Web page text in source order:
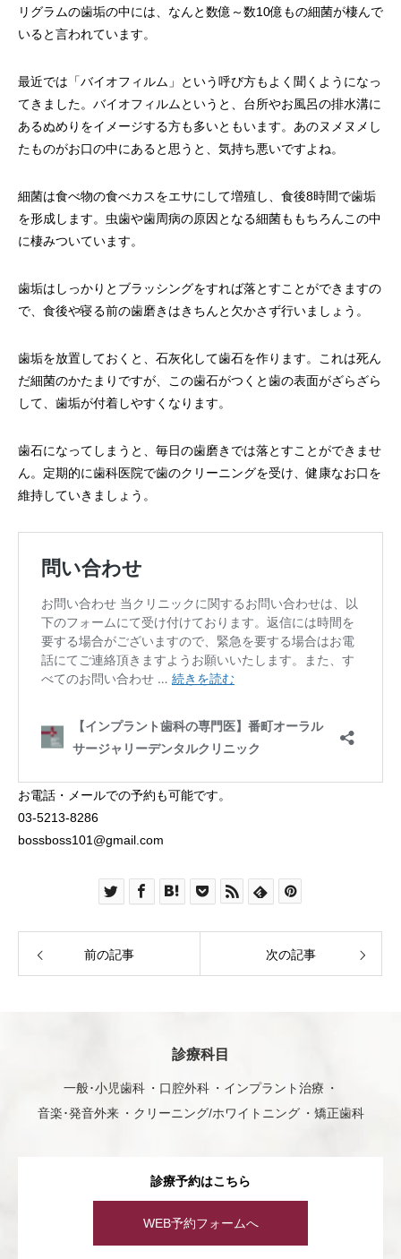
リグラムの歯垢の中には、なんと数億～数10億もの細菌が棲んで
いると言われています。
最近では「バイオフィルム」という呼び方もよく聞くようになっ
てきました。バイオフィルムというと、台所やお風呂の排水溝に
あるぬめりをイメージする方も多いともいます。あのヌメヌメし
たものがお口の中にあると思うと、気持ち悪いですよね。
細菌は食べ物の食べカスをエサにして増殖し、食後8時間で歯垢
を形成します。虫歯や歯周病の原因となる細菌ももちろんこの中
に棲みついています。
歯垢はしっかりとブラッシングをすれば落とすことができますの
で、食後や寝る前の歯磨きはきちんと欠かさず行いましょう。
歯垢を放置しておくと、石灰化して歯石を作ります。これは死ん
だ細菌のかたまりですが、この歯石がつくと歯の表面がざらざら
して、歯垢が付着しやすくなります。
歯石になってしまうと、毎日の歯磨きでは落とすことができませ
ん。定期的に歯科医院で歯のクリーニングを受け、健康なお口を
維持していきましょう。
お電話・メールでの予約も可能です。
03-5213-8286
bossboss101@gmail.com
前の記事 次の記事
診療科目
一般･小児歯科 口腔外科
インプラント治療
音楽･発音外来
クリーニング/ホワイトニング 矯正歯科
診療予約はこちら
WEB予約フォームへ